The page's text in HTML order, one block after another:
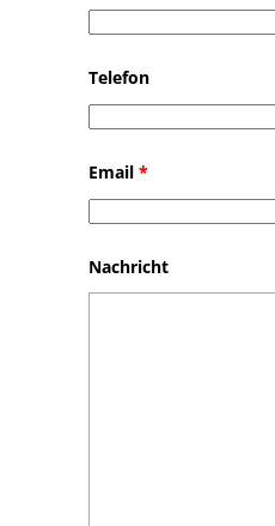
Telefon
Email *
Nachricht